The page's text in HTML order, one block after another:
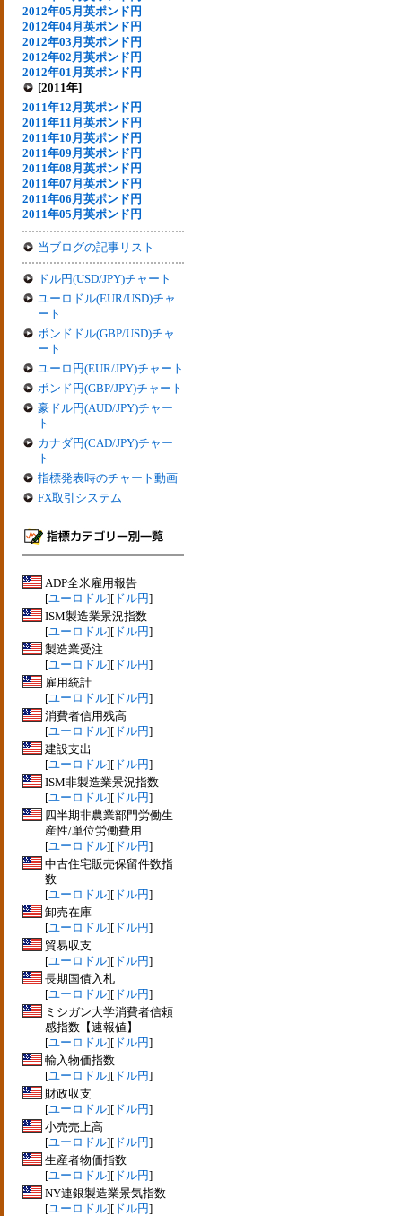
2012年05月英ポンド円
2012年04月英ポンド円
2012年03月英ポンド円
2012年02月英ポンド円
2012年01月英ポンド円
[2011年]
2011年12月英ポンド円
2011年11月英ポンド円
2011年10月英ポンド円
2011年09月英ポンド円
2011年08月英ポンド円
2011年07月英ポンド円
2011年06月英ポンド円
2011年05月英ポンド円
当ブログの記事リスト
ドル円(USD/JPY)チャート
ユーロドル(EUR/USD)チャ
ート
ポンドドル(GBP/USD)チャ
ート
ユーロ円(EUR/JPY)チャート
ポンド円(GBP/JPY)チャート
豪ドル円(AUD/JPY)チャー
ト
カナダ円(CAD/JPY)チャー
ト
指標発表時のチャート動画
FX取引システム
ADP全米雇用報告
[ユーロドル][ ドル円]
ISM製造業景況指数
[ユーロドル][ ドル円]
製造業受注
[ユーロドル][ ドル円]
雇用統計
[ユーロドル][ ドル円]
消費者信用残高
[ユーロドル][ ドル円]
建設支出
[ユーロドル][ ドル円]
ISM非製造業景況指数
[ユーロドル][ ドル円]
四半期非農業部門労働生
産性/単位労働費用
[ユーロドル][ ドル円]
中古住宅販売保留件数指
数
[ユーロドル][ ドル円]
卸売在庫
[ユーロドル][ ドル円]
貿易収支
[ユーロドル][ ドル円]
長期国債入札
[ユーロドル][ ドル円]
ミシガン大学消費者信頼
感指数【速報値】
[ユーロドル][ ドル円]
輸入物価指数
[ユーロドル][ ドル円]
財政収支
[ユーロドル][ ドル円]
小売売上高
[ユーロドル][ ドル円]
生産者物価指数
[ユーロドル][ ドル円]
NY連銀製造業景気指数
[ユーロドル][ ドル円]